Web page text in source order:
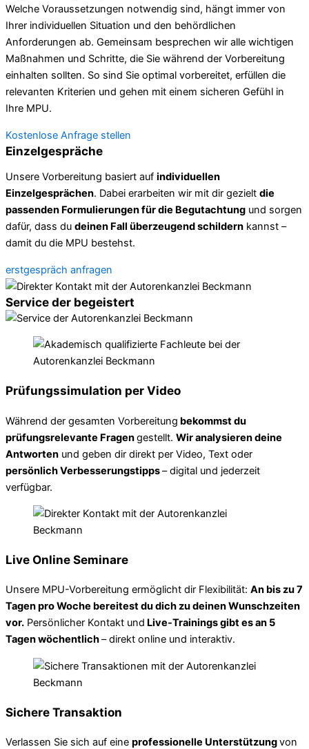
Welche Voraussetzungen notwendig sind, hängt immer von
Ihrer individuellen Situation und den behördlichen
Anforderungen ab. Gemeinsam besprechen wir alle wichtigen
Maßnahmen und Schritte, die Sie während der Vorbereitung
einhalten sollten. So sind Sie optimal vorbereitet, erfüllen die
relevanten Kriterien und gehen mit einem sicheren Gefühl in
Ihre MPU.
Kostenlose Anfrage stellen
Einzelgespräche
Unsere Vorbereitung basiert auf individuellen
Einzelgesprächen. Dabei erarbeiten wir mit dir gezielt die
passenden Formulierungen für die Begutachtung und sorgen
dafür, dass du deinen Fall überzeugend schildern kannst –
damit du die MPU bestehst.
erstgespräch anfragen
Service der begeistert
Prüfungssimulation per Video
Während der gesamten Vorbereitung bekommst du
prüfungsrelevante Fragengestellt. Wir analysieren deine
Antworten und geben dir direkt per Video, Text oder
persönlich Verbesserungstipps– digital und jederzeit
verfügbar.
Live Online Seminare
Unsere MPU-Vorbereitung ermöglicht dir Flexibilität: An bis zu 7
Tagen pro Woche bereitest du dich zu deinen Wunschzeiten
vor. Persönlicher Kontakt und Live-Trainings gibt es an 5
Tagen wöchentlich– direkt online und interaktiv.
Sichere Transaktion
Verlassen Sie sich auf eine professionelle Unterstützungvon